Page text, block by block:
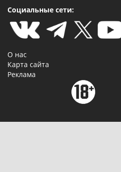
Социальные сети:
О нас
Карта сайта
Реклама